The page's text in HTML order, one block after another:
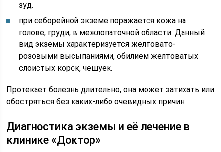
зуд.
при себорейной экземе поражается кожа на
голове, груди, в межлопаточной области. Данный
вид экземы характеризуется желтовато-
розовыми высыпаниями, обилием желтоватых
слоистых корок, чешуек.
Протекает болезнь длительно, она может затихать или
обостряться без каких-либо очевидных причин.
Диагностика экземы и её лечение в
клинике «Доктор»